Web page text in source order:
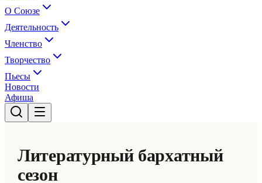
О Союзе
Деятельность
Членство
Творчество
Пьесы
Новости
Афиша
Литературный бархатный
сезон